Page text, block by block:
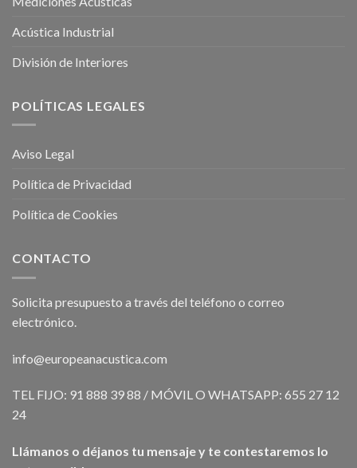
Acústica Industrial
División de Interiores
POLÍTICAS LEGALES
Aviso Legal
Política de Privacidad
Política de Cookies
CONTACTO
Solicita presupuesto a través del teléfono o correo
electrónico.
info@europeanacustica.com
TEL FIJO: 91 888 39 88 / MÓVIL O WHATSAPP: 655 27 12
24
Llámanos o déjanos tu mensaje y te contestaremos lo